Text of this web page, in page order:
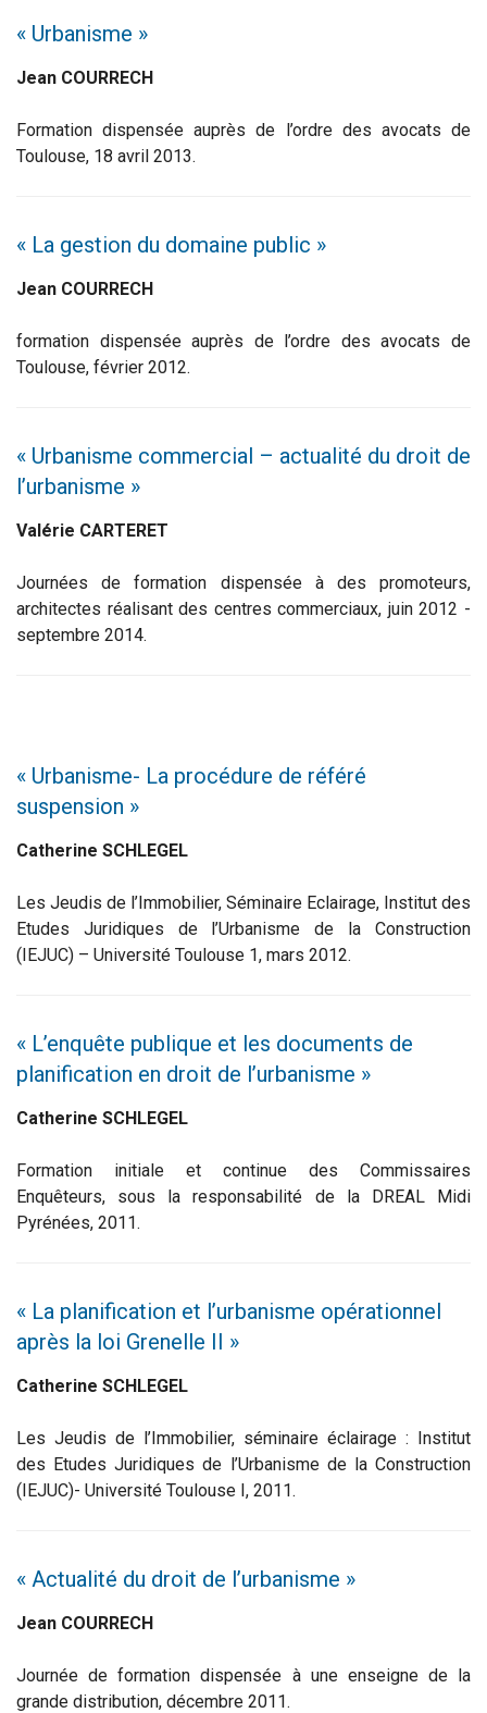
« Urbanisme »
Jean COURRECH
Formation dispensée auprès de l’ordre des avocats de
Toulouse, 18 avril 2013.
« La gestion du domaine public »
Jean COURRECH
formation dispensée auprès de l’ordre des avocats de
Toulouse, février 2012.
« Urbanisme commercial – actualité du droit de
l’urbanisme »
Valérie CARTERET
Journées de formation dispensée à des promoteurs,
architectes réalisant des centres commerciaux, juin 2012 -
septembre 2014.
« Urbanisme- La procédure de référé
suspension »
Catherine SCHLEGEL
Les Jeudis de l’Immobilier, Séminaire Eclairage, Institut des
Etudes Juridiques de l’Urbanisme de la Construction
(IEJUC) – Université Toulouse 1, mars 2012.
« L’enquête publique et les documents de
planification en droit de l’urbanisme »
Catherine SCHLEGEL
Formation initiale et continue des Commissaires
Enquêteurs, sous la responsabilité de la DREAL Midi
Pyrénées, 2011.
« La planification et l’urbanisme opérationnel
après la loi Grenelle II »
Catherine SCHLEGEL
Les Jeudis de l’Immobilier, séminaire éclairage : Institut
des Etudes Juridiques de l’Urbanisme de la Construction
(IEJUC)- Université Toulouse I, 2011.
« Actualité du droit de l’urbanisme »
Jean COURRECH
Journée de formation dispensée à une enseigne de la
grande distribution, décembre 2011.